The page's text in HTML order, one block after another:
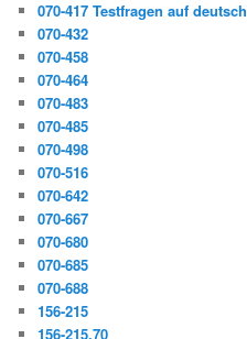
070-417 Testfragen auf deutsch
070-432
070-458
070-464
070-483
070-485
070-498
070-516
070-642
070-667
070-680
070-685
070-688
156-215
156-215.70